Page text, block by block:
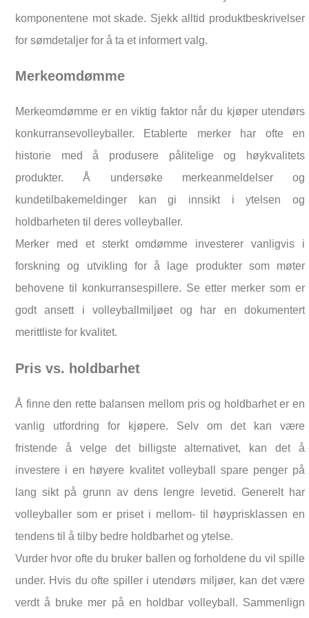
komponentene mot skade. Sjekk alltid produktbeskrivelser
for sømdetaljer for å ta et informert valg.
Merkeomdømme
Merkeomdømme er en viktig faktor når du kjøper utendørs
konkurransevolleyballer. Etablerte merker har ofte en
historie med å produsere pålitelige og høykvalitets
produkter. Å undersøke merkeanmeldelser og
kundetilbakemeldinger kan gi innsikt i ytelsen og
holdbarheten til deres volleyballer.
Merker med et sterkt omdømme investerer vanligvis i
forskning og utvikling for å lage produkter som møter
behovene til konkurransespillere. Se etter merker som er
godt ansett i volleyballmiljøet og har en dokumentert
merittliste for kvalitet.
Pris vs. holdbarhet
Å finne den rette balansen mellom pris og holdbarhet er en
vanlig utfordring for kjøpere. Selv om det kan være
fristende å velge det billigste alternativet, kan det å
investere i en høyere kvalitet volleyball spare penger på
lang sikt på grunn av dens lengre levetid. Generelt har
volleyballer som er priset i mellom- til høyprisklassen en
tendens til å tilby bedre holdbarhet og ytelse.
Vurder hvor ofte du bruker ballen og forholdene du vil spille
under. Hvis du ofte spiller i utendørs miljøer, kan det være
verdt å bruke mer på en holdbar volleyball. Sammenlign